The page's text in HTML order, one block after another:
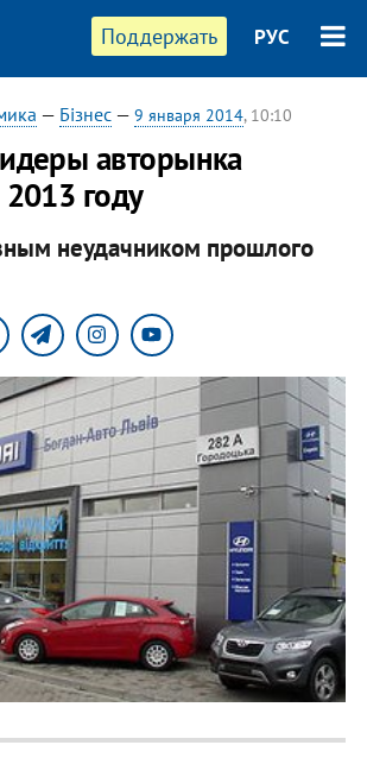
Поддержать РУС
— Бізнес— 9 января 2014, 10:10
авторынка
году
неудачником прошлого